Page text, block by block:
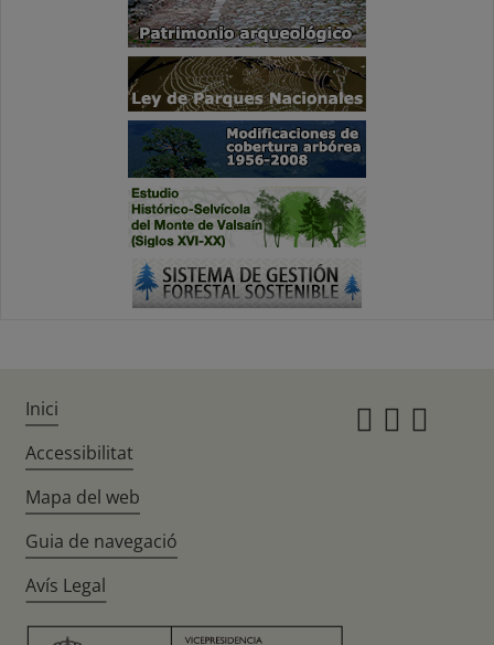
Inici
Accessibilitat
Mapa del web
Guia de navegació
Avís Legal